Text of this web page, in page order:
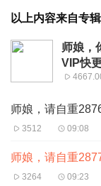
以上内容来自专辑
师娘，
VIP快
师娘，请自重
3512 09:08
师娘，请自重
3264 09:23